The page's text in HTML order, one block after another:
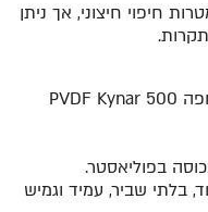
חיפוי חיצוני, אך ניתן
PVDF Kynar 500
בפוליאסטר.
בלתי שביר, עמיד וגמיש